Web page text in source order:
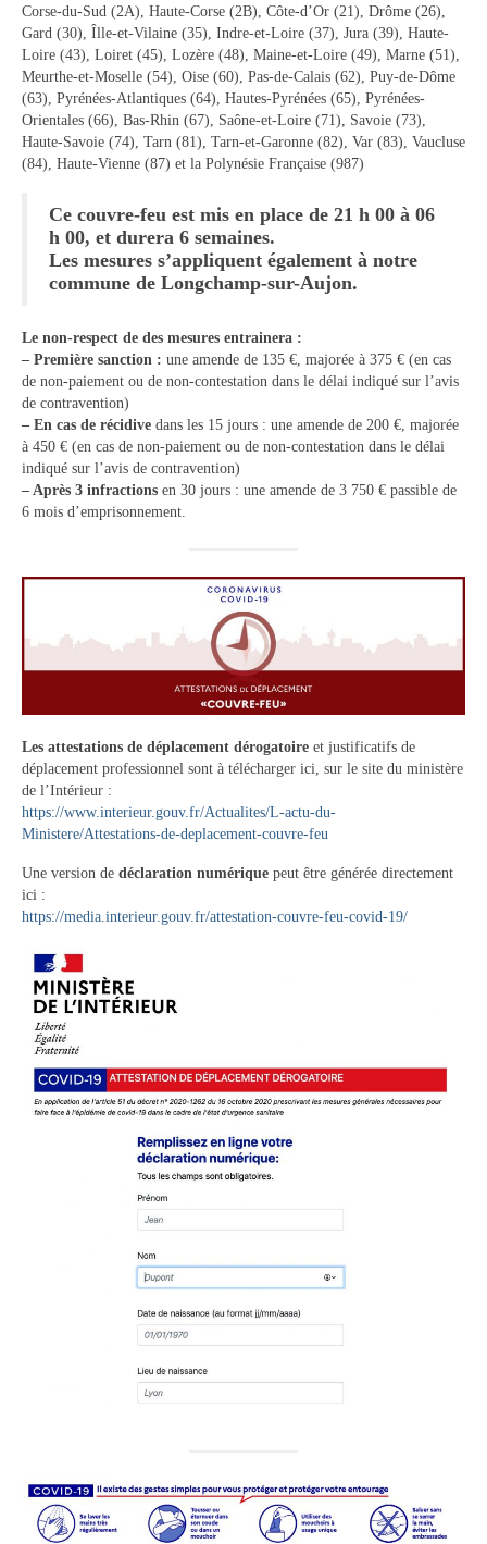
Les réunions du Conseil communautaire
(CCRB)
Budget communal & fiscalité
Vie scolaire
Vie associative
Les associations
Contacter votre mairie
Informations légales
Corse-du-Sud (2A), Haute-Corse (2B), Côte-d’Or (21), Drôme (26),
Gard (30), Îlle-et-Vilaine (35), Indre-et-Loire (37), Jura (39), Haute-
Loire (43), Loiret (45), Lozère (48), Maine-et-Loire (49), Marne (51),
Meurthe-et-Moselle (54), Oise (60), Pas-de-Calais (62), Puy-de-Dôme
(63), Pyrénées-Atlantiques (64), Hautes-Pyrénées (65), Pyrénées-
Orientales (66), Bas-Rhin (67), Saône-et-Loire (71), Savoie (73),
Haute-Savoie (74), Tarn (81), Tarn-et-Garonne (82), Var (83), Vaucluse
(84), Haute-Vienne (87) et la Polynésie Française (987)
Ce couvre-feu est mis en place de 21 h 00 à 06
h 00, et durera 6 semaines.
Les mesures s’appliquent également à notre
commune de Longchamp-sur-Aujon.
Le non-respect de des mesures entrainera :
– Première sanction : une amende de 135 €, majorée à 375 € (en cas
de non-paiement ou de non-contestation dans le délai indiqué sur l’avis
de contravention)
– En cas de récidive dans les 15 jours : une amende de 200 €, majorée
à 450 € (en cas de non-paiement ou de non-contestation dans le délai
indiqué sur l’avis de contravention)
– Après 3 infractions en 30 jours : une amende de 3 750 € passible de
6 mois d’emprisonnement.
Les attestations de déplacement dérogatoire et justificatifs de
déplacement professionnel sont à télécharger ici, sur le site du ministère
de l’Intérieur :
https://www.interieur.gouv.fr/Actualites/L-actu-du-
Ministere/Attestations-de-deplacement-couvre-feu
Une version de déclaration numérique peut être générée directement
ici :
https://media.interieur.gouv.fr/attestation-couvre-feu-covid-19/